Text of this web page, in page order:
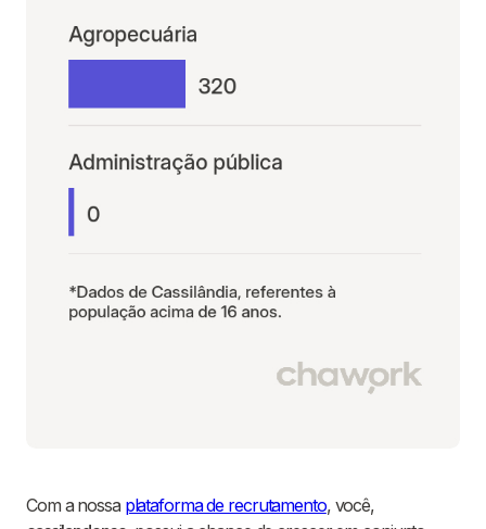
Com a nossa plataforma de recrutamento, você,